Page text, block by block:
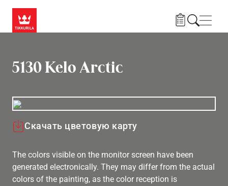
5130 Kelo Arctic
Скачать цветовую карту
The colors visible on the monitor screen have been
generated electronically. They may differ from the actual
colors of the painting, as the color reception is